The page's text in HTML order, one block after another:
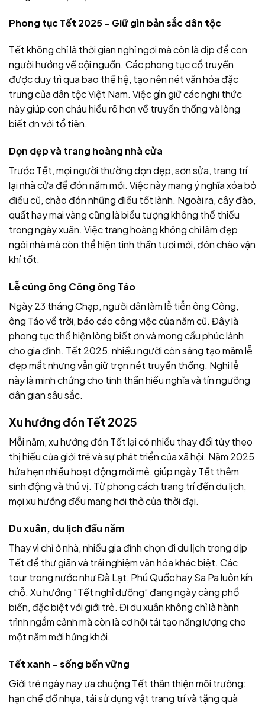
Phong tục Tết 2025 – Giữ gìn bản sắc dân tộc
Tết không chỉ là thời gian nghỉ ngơi mà còn là dịp để con
người hướng về cội nguồn. Các phong tục cổ truyền
được duy trì qua bao thế hệ, tạo nên nét văn hóa đặc
trưng của dân tộc Việt Nam. Việc gìn giữ các nghi thức
này giúp con cháu hiểu rõ hơn về truyền thống và lòng
biết ơn với tổ tiên.
Dọn dẹp và trang hoàng nhà cửa
Trước Tết, mọi người thường dọn dẹp, sơn sửa, trang trí
lại nhà cửa để đón năm mới. Việc này mang ý nghĩa xóa bỏ
điều cũ, chào đón những điều tốt lành. Ngoài ra, cây đào,
quất hay mai vàng cũng là biểu tượng không thể thiếu
trong ngày xuân. Việc trang hoàng không chỉ làm đẹp
ngôi nhà mà còn thể hiện tinh thần tươi mới, đón chào vận
khí tốt.
Lễ cúng ông Công ông Táo
Ngày 23 tháng Chạp, người dân làm lễ tiễn ông Công,
ông Táo về trời, báo cáo công việc của năm cũ. Đây là
phong tục thể hiện lòng biết ơn và mong cầu phúc lành
cho gia đình. Tết 2025, nhiều người còn sáng tạo mâm lễ
đẹp mắt nhưng vẫn giữ trọn nét truyền thống. Nghi lễ
này là minh chứng cho tinh thần hiếu nghĩa và tín ngưỡng
dân gian sâu sắc.
Xu hướng đón Tết 2025
Mỗi năm, xu hướng đón Tết lại có nhiều thay đổi tùy theo
thị hiếu của giới trẻ và sự phát triển của xã hội. Năm 2025
hứa hẹn nhiều hoạt động mới mẻ, giúp ngày Tết thêm
sinh động và thú vị. Từ phong cách trang trí đến du lịch,
mọi xu hướng đều mang hơi thở của thời đại.
Du xuân, du lịch đầu năm
Thay vì chỉ ở nhà, nhiều gia đình chọn đi du lịch trong dịp
Tết để thư giãn và trải nghiệm văn hóa khác biệt. Các
tour trong nước như Đà Lạt, Phú Quốc hay Sa Pa luôn kín
chỗ. Xu hướng “Tết nghỉ dưỡng” đang ngày càng phổ
biến, đặc biệt với giới trẻ. Đi du xuân không chỉ là hành
trình ngắm cảnh mà còn là cơ hội tái tạo năng lượng cho
một năm mới hứng khởi.
Tết xanh – sống bền vững
Giới trẻ ngày nay ưa chuộng Tết thân thiện môi trường:
hạn chế đồ nhựa, tái sử dụng vật trang trí và tặng quà